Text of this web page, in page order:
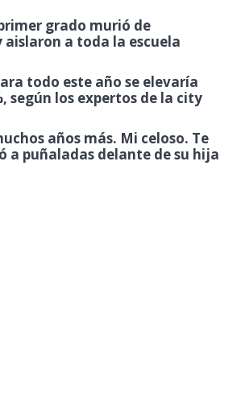
grado murió de
aislaron a toda la escuela
todo este año se elevaría
según los expertos de la city
años más. Mi celoso. Te
a puñaladas delante de su hija